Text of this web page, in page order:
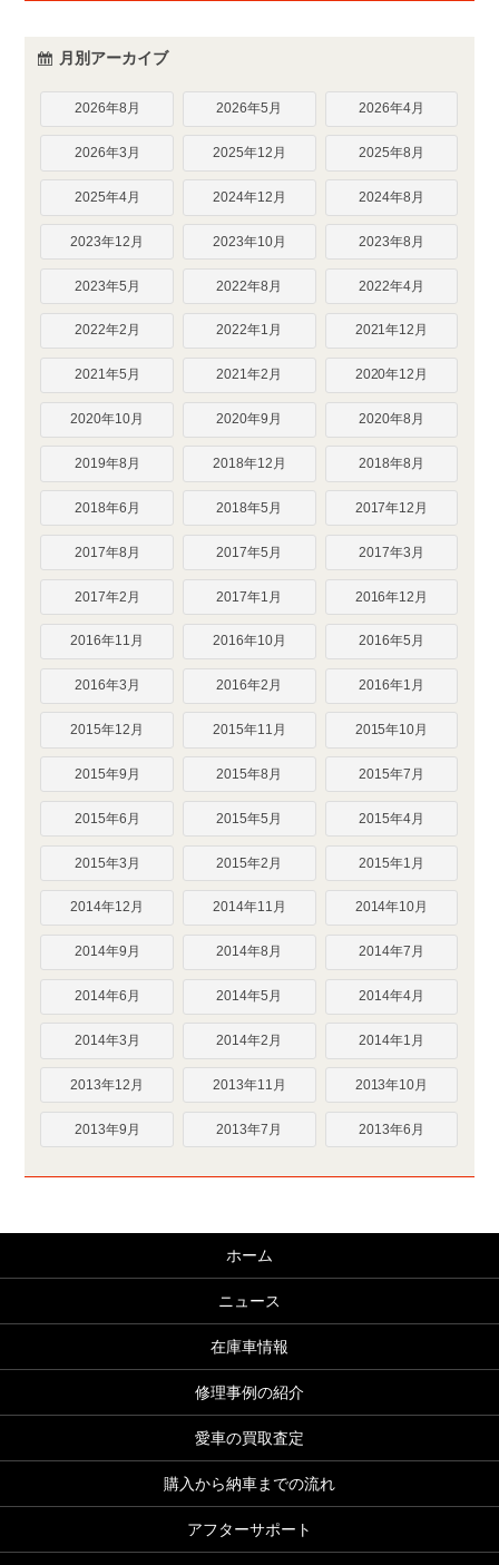
月別アーカイブ
2026年8月 2026年5月 2026年4月
2026年3月 2025年12月 2025年8月
2025年4月 2024年12月 2024年8月
2023年12月 2023年10月 2023年8月
2023年5月 2022年8月 2022年4月
2022年2月 2022年1月 2021年12月
2021年5月 2021年2月 2020年12月
2020年10月 2020年9月 2020年8月
2019年8月 2018年12月 2018年8月
2018年6月 2018年5月 2017年12月
2017年8月 2017年5月 2017年3月
2017年2月 2017年1月 2016年12月
2016年11月 2016年10月 2016年5月
2016年3月 2016年2月 2016年1月
2015年12月 2015年11月 2015年10月
2015年9月 2015年8月 2015年7月
2015年6月 2015年5月 2015年4月
2015年3月 2015年2月 2015年1月
2014年12月 2014年11月 2014年10月
2014年9月 2014年8月 2014年7月
2014年6月 2014年5月 2014年4月
2014年3月 2014年2月 2014年1月
2013年12月 2013年11月 2013年10月
2013年9月 2013年7月 2013年6月
ホーム
ニュース
在庫車情報
修理事例の紹介
愛車の買取査定
購入から納車までの流れ
アフターサポート